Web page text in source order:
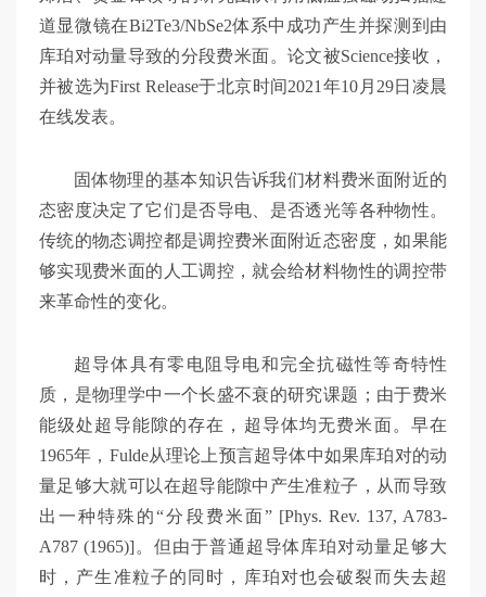
大
智
慧
道显微镜在Bi2Te3/NbSe2体系中成功产生并探测到由
库珀对动量导致的分段费米面。论文被Science接收，
并被选为First Release于北京时间2021年10月29日凌晨
在线发表。
固体物理的基本知识告诉我们材料费米面附近的
态密度决定了它们是否导电、是否透光等各种物性。
传统的物态调控都是调控费米面附近态密度，如果能
够实现费米面的人工调控，就会给材料物性的调控带
来革命性的变化。
超导体具有零电阻导电和完全抗磁性等奇特性
质，是物理学中一个长盛不衰的研究课题；由于费米
能级处超导能隙的存在，超导体均无费米面。早在
1965年，Fulde从理论上预言超导体中如果库珀对的动
量足够大就可以在超导能隙中产生准粒子，从而导致
出一种特殊的“分段费米面” [Phys. Rev. 137, A783-
A787 (1965)]。但由于普通超导体库珀对动量足够大
时，产生准粒子的同时，库珀对也会破裂而失去超